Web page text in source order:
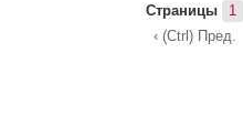
Страницы 1
‹ (Ctrl) Пред.